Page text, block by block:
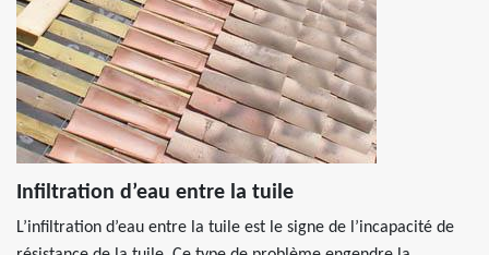
Infiltration d’eau entre la tuile
L’infiltration d’eau entre la tuile est le signe de l’incapacité de